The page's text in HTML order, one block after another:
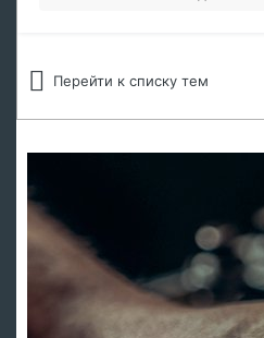
Перейти к списку тем